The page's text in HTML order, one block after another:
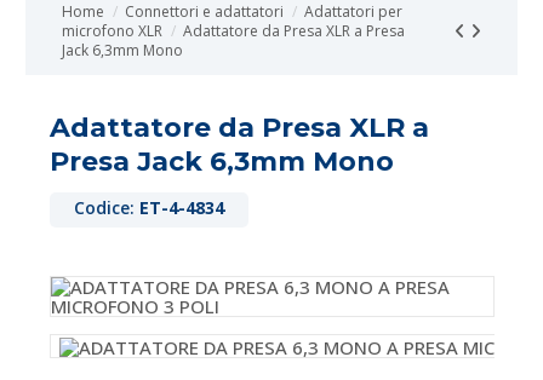
Home Connettori e adattatori
Adattatori per
microfono XLR
Adattatore da Presa XLR a Presa
Jack 6,3mm Mono
Adattatore da Presa XLR a
Presa Jack 6,3mm Mono
Codice: ET-4-4834